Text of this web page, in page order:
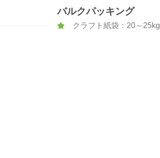
バルクパッキング
クラフト紙袋：20～25kg